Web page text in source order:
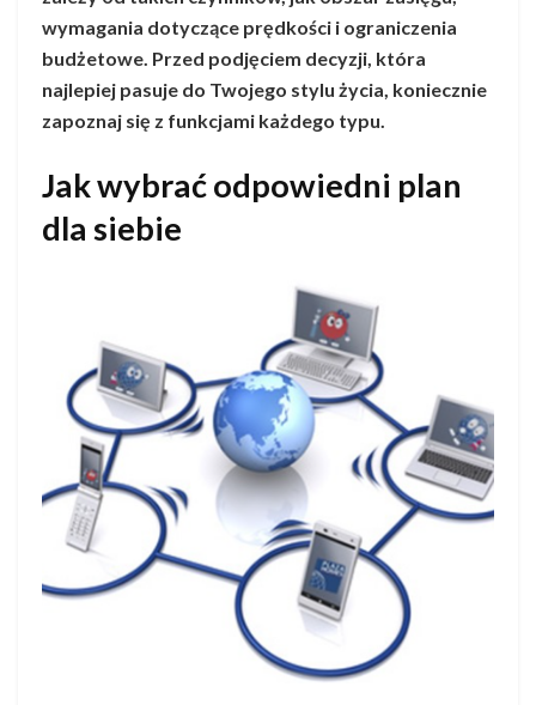
wymagania dotyczące prędkości i ograniczenia
budżetowe. Przed podjęciem decyzji, która
najlepiej pasuje do Twojego stylu życia, koniecznie
zapoznaj się z funkcjami każdego typu.
Jak wybrać odpowiedni plan
dla siebie